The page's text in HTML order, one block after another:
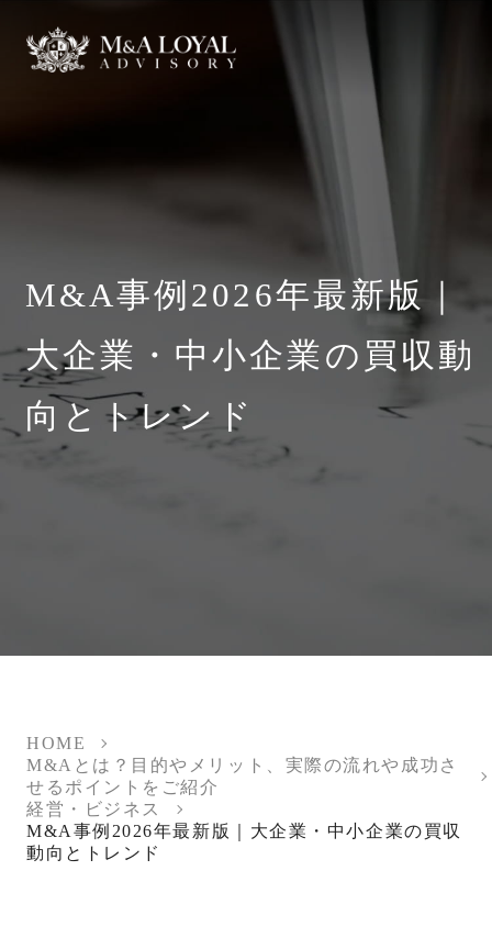
M&A事例2026年最新版｜
大企業・中小企業の買収動
向とトレンド
HOME
M&Aとは？目的やメリット、実際の流れや成功さ
せるポイントをご紹介
経営・ビジネス
M&A事例2026年最新版｜大企業・中小企業の買収
動向とトレンド